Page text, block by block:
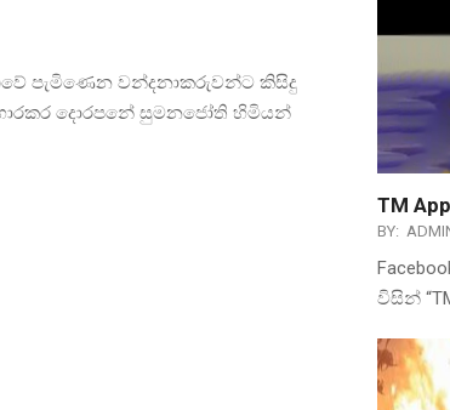
පැමිණෙන වන්දනාකරුවන්ට කිසිදු
භාරකර දොරපනේ සුමනජෝති හිමියන්
TM
BY:
විසින්